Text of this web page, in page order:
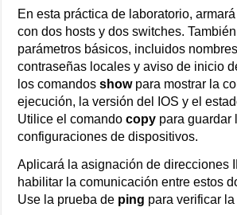
En esta práctica de laboratorio,
con dos hosts y dos switches.
parámetros básicos, incluidos
contraseñas locales y aviso de inicio
los comandosshowpara mostrar la
ejecución, la versión del IOS y el
Utilice el comandocopy para guardar
configuraciones de dispositivos.
Aplicará la asignación de direcciones
habilitar la comunicación entre estos
Use la prueba de ping para verificar